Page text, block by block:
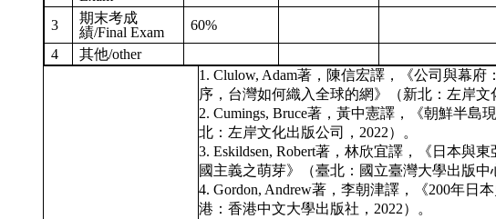
3
期末考成
績/Final Exam
60%
4
其他/other
1. Clulow, Adam著，陳信宏譯，《公司與幕
序，台灣如何織入全球的網》（新北：左岸文
2. Cumings, Bruce著，黃中憲譯，《朝鮮半島
北：左岸文化出版公司，2022）。
3. Eskildsen, Robert著，林欣宜譯，《日本與
國主義之萌芽》（臺北：國立臺灣大學出版中
4. Gordon, Andrew著，李朝津譯，《200年日
港：香港中文大學出版社，2022）。